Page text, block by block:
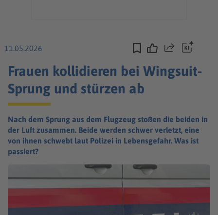
11.05.2026 Teilen
Frauen kollidieren bei Wingsuit-
Sprung und stürzen ab
Nach dem Sprung aus dem Flugzeug stoßen die beiden in
der Luft zusammen. Beide werden schwer verletzt, eine
von ihnen schwebt laut Polizei in Lebensgefahr. Was ist
passiert?